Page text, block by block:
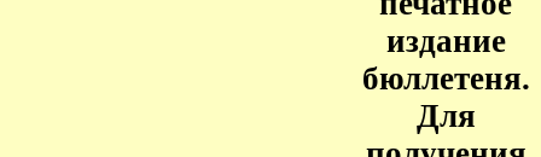
издание
бюллетеня.
Для